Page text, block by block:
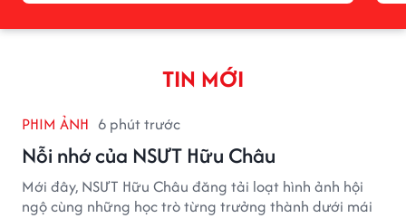
TIN MỚI
PHIM ẢNH 6 phút trước
Nỗi nhớ của NSƯT Hữu Châu
Mới đây, NSƯT Hữu Châu đăng tải loạt hình ảnh hội
ngộ cùng những học trò từng trưởng thành dưới mái